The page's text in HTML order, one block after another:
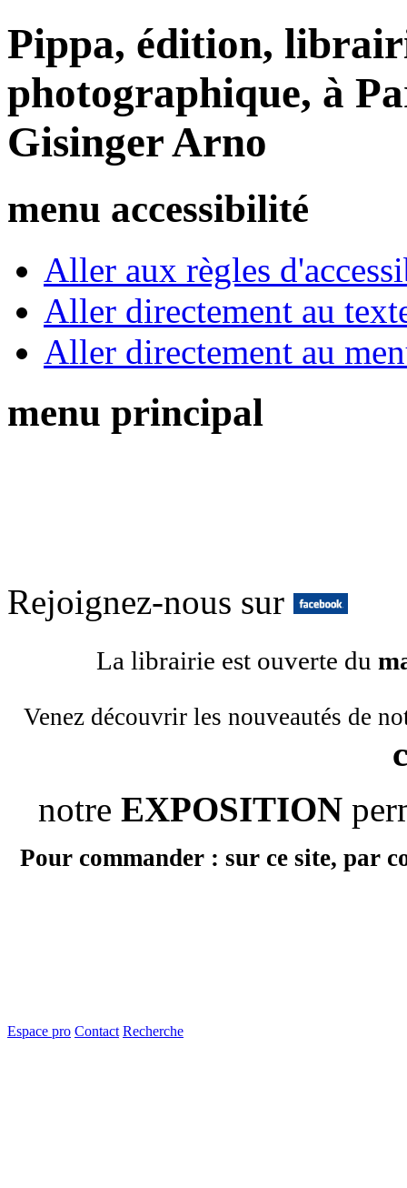
Pippa, édition,
photographique, à
Gisinger Arno
menu accessibilité
Aller aux règles
Aller directement au
Aller directement au
menu principal
Rejoignez-nous sur
La librairie est ouverte du
Venez découvrir les nouveautés de
notre EXPOSITION
Pour commander : sur ce site, par
Espace pro Contact Recherche